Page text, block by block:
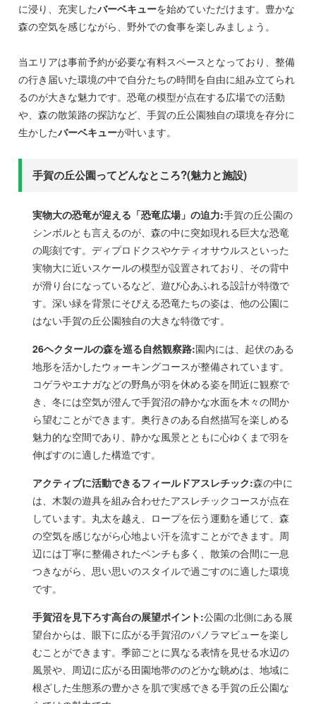
に浸り、充実したバーベキューを始めていただけます。豊かな
森の空気を感じながら、野外での食事を楽しみましょう。
当エリアは事前予約が必要な有料スペースとなっており、整備
の行き届いた環境の中で自分たちの時間を自由に組み立てられ
るのが大きな魅力です。恐竜の模型が点在する広場での活動
や、森の散策路の探訪など、手賀の丘公園独自の環境を存分に
生かしたバーベキューが叶います。
手賀の丘公園ってどんなところ?(魅力と施設)
実物大の恐竜が迎える「恐竜広場」の迫力:手賀の丘公園の
シンボルとも言えるのが、森の中に突如現れる巨大な恐竜
の彫刻です。ディプロドクスやケティオサウルスといった
実物大に近いスケールの模型が設置されており、その背中
が滑り台になっているなど、遊び心あふれる設計が特徴で
す。深い緑を背景にそびえる恐竜たちの姿は、他の公園に
はない手賀の丘公園独自の大きな特徴です。
26ヘクタールの森を巡る自然観察路:園内には、起伏のある
地形を活かしたウォーキングコースが整備されています。
コゲラやエナガなどの野鳥が羽を休める姿を間近に観察で
き、冬には空気が澄んで手賀沼の静かな水面を木々の間か
ら望むことができます。奥行きのある自然描写を楽しめる
魅力的な空間であり、静かな風景とともに心ゆくまで羽を
伸ばすのに適した構造です。
アクティブに活動できるフィールドアスレチック:森の中に
は、木製の遊具を組み合わせたアスレチックコースが点在
しています。丸太を越え、ロープを伝う運動を通じて、森
の空気を感じながら心地よい汗を流すことができます。周
辺には丁寧に整備されたベンチも多く、散策の合間に一息
つきながら、思い思いのスタイルで過ごすのに適した環境
です。
手賀沼を見下ろす高台の展望ポイント:公園の北側にある展
望台からは、眼下に広がる手賀沼のパノラマビューを楽し
むことができます。季節ごとに異なる表情を見せる水辺の
風景や、周辺に広がる田園地帯ののどかな眺めは、地域に
根ざした生態系の豊かさを肌で実感できる手賀の丘公園な